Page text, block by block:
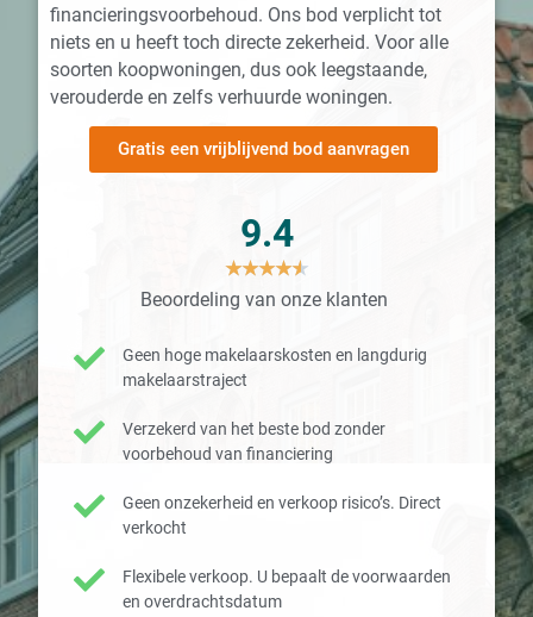
financieringsvoorbehoud. Ons bod verplicht tot
niets en u heeft toch directe zekerheid. Voor alle
soorten koopwoningen, dus ook leegstaande,
verouderde en zelfs verhuurde woningen.
Gratis een vrijblijvend bod aanvragen
9.4
★★★★★
Beoordeling van onze klanten
Geen hoge makelaarskosten en langdurig
makelaarstraject
Verzekerd van het beste bod zonder
voorbehoud van financiering
Geen onzekerheid en verkoop risico’s. Direct
verkocht
Flexibele verkoop. U bepaalt de voorwaarden
en overdrachtsdatum